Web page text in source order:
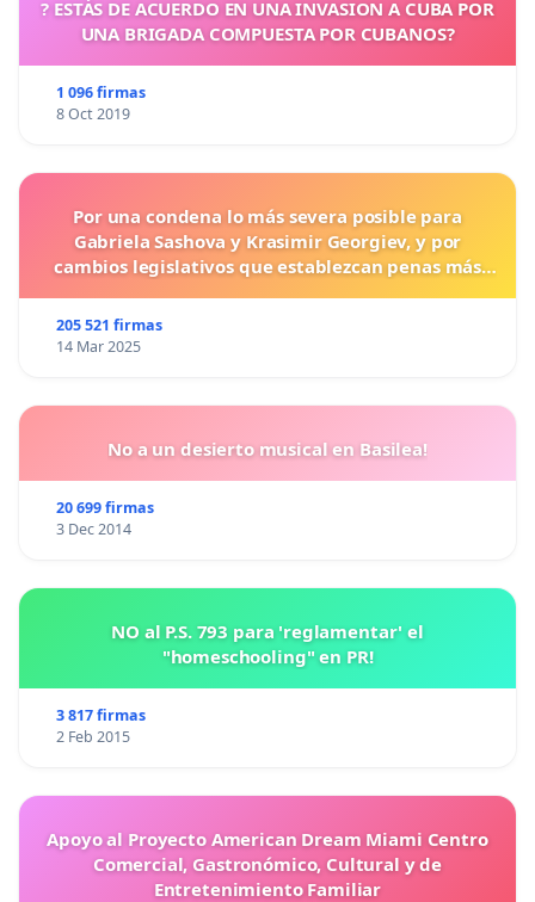
? ESTÁS DE ACUERDO EN UNA INVASION A CUBA POR
UNA BRIGADA COMPUESTA POR CUBANOS?
1 096 firmas
8 Oct 2019
Por una condena lo más severa posible para
Gabriela Sashova y Krasimir Georgiev, y por
cambios legislativos que establezcan penas más
205 521 firmas
14 Mar 2025
No a un desierto musical en Basilea!
20 699 firmas
3 Dec 2014
NO al P.S. 793 para 'reglamentar' el
"homeschooling" en PR!
3 817 firmas
2 Feb 2015
Apoyo al Proyecto American Dream Miami Centro
Comercial, Gastronómico, Cultural y de
Entretenimiento Familiar